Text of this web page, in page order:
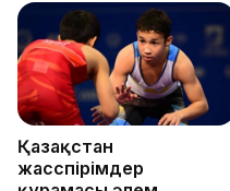
Қазақстан
жасөспірімдер